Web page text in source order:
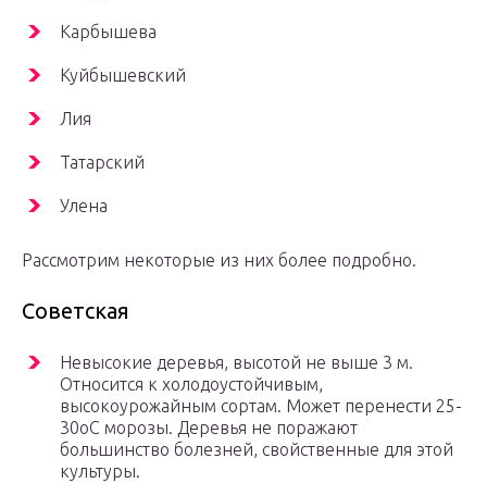
Карбышева
Куйбышевский
Лия
Татарский
Улена
Рассмотрим некоторые из них более подробно.
Советская
Невысокие деревья, высотой не выше 3 м.
Относится к холодоустойчивым,
высокоурожайным сортам. Может перенести 25-
30оC морозы. Деревья не поражают
большинство болезней, свойственные для этой
культуры.